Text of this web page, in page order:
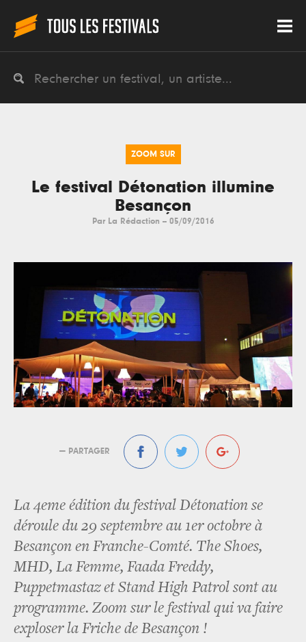
ZOOM SUR
Le festival Détonation illumine
Besançon
Par La Rédaction -- 05/09/2016
— PARTAGER
La 4eme édition du festival Détonation se
déroule du 29 septembre au 1er octobre à
Besançon en Franche-Comté. The Shoes,
MHD, La Femme, Faada Freddy,
Puppetmastaz et Stand High Patrol sont au
programme. Zoom sur le festival qui va faire
exploser la Friche de Besançon !